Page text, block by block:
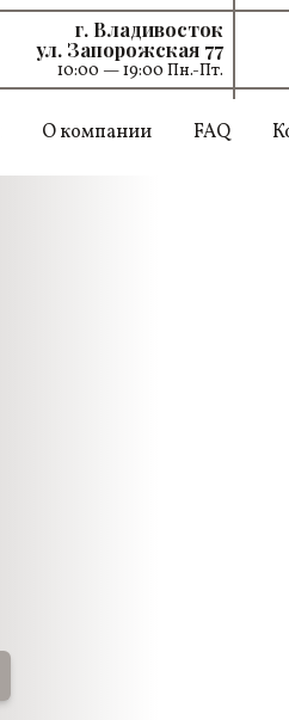
г. Владивосток
ул. Запорожская 77
10:00 — 19:00 Пн.-Пт.
О компании FAQ